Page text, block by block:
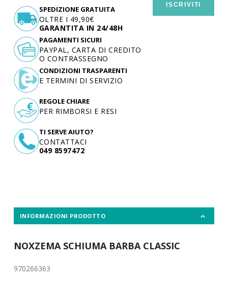
ISCRIVITI
SPEDIZIONE GRATUITA
OLTRE I 49,90€
GARANTITA IN 24/48H
TI SERVE AIUTO?
CONTATTACI
049 8597472
PAGAMENTI SICURI
PAYPAL, CARTA DI CREDITO
O CONTRASSEGNO
CONDIZIONI TRASPARENTI
E TERMINI DI SERVIZIO
REGOLE CHIARE
PER RIMBORSI E RESI
INFORMAZIONI PRODOTTO
NOXZEMA SCHIUMA BARBA CLASSIC
970266363